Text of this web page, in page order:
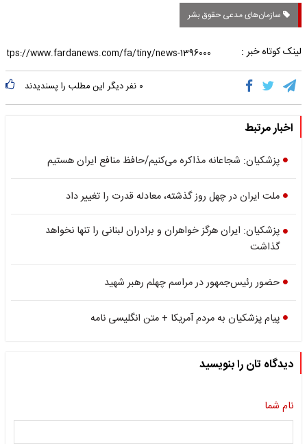
سازمان‌های مدعی حقوق بشر
لینک کوتاه خبر :
۰ نفر دیگر این مطلب را پسندیدند
اخبار مرتبط
پزشکیان: شجاعانه مذاکره می‌کنیم/حافظ منافع ایران هستیم
ملت ایران در چهل روز گذشته، معادله قدرت را تغییر داد
پزشکیان: ایران هرگز خواهران و برادران لبنانی را تنها نخواهد
گذاشت
حضور رئیس‎‌جمهور در مراسم چهلم رهبر شهید
پیام پزشکیان به مردم آمریکا + متن انگلیسی نامه
دیدگاه تان را بنویسید
نام شما